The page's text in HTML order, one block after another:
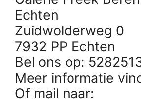
Echten
Zuidwolderweg 0
7932 PP Echten
Bel ons op:
Meer informatie
Of mail naar: